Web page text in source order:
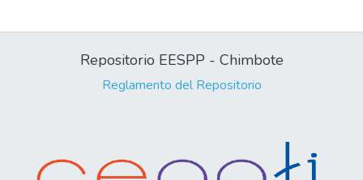
Repositorio EESPP - Chimbote
Reglamento del Repositorio